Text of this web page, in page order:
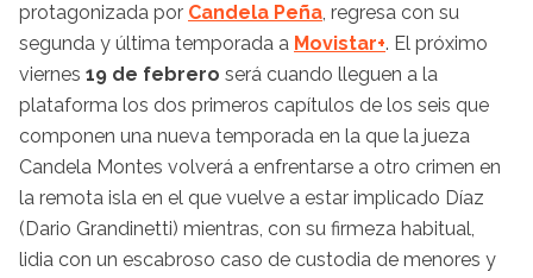
protagonizada por Candela Peña, regresa con su
segunda y última temporada a Movistar+. El próximo
viernes 19 de febrero será cuando lleguen a la
plataforma los dos primeros capítulos de los seis que
componen una nueva temporada en la que la jueza
Candela Montes volverá a enfrentarse a otro crimen en
la remota isla en el que vuelve a estar implicado Díaz
(Dario Grandinetti) mientras, con su firmeza habitual,
lidia con un escabroso caso de custodia de menores y